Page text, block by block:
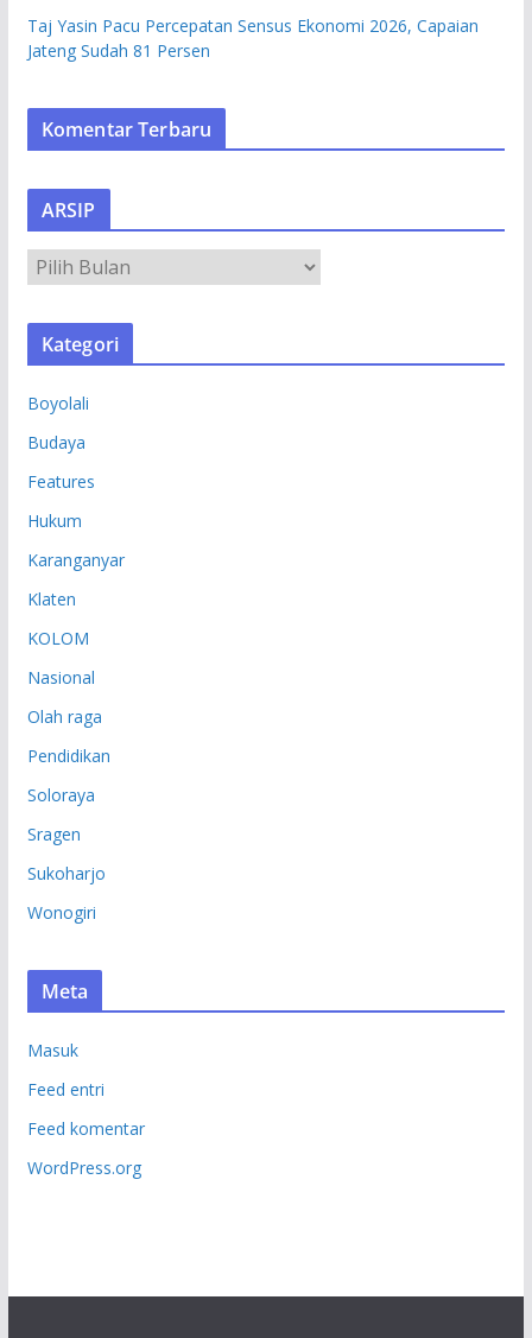
Taj Yasin Pacu Percepatan Sensus Ekonomi 2026, Capaian
Jateng Sudah 81 Persen
Komentar Terbaru
ARSIP
R
S
Kategori
Boyolali
Budaya
Features
Hukum
Karanganyar
Klaten
KOLOM
Nasional
Olah raga
Pendidikan
Soloraya
Sragen
Sukoharjo
Wonogiri
Meta
Masuk
Feed entri
Feed komentar
WordPress.org